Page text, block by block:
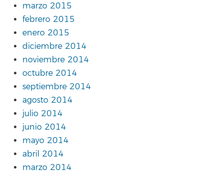
marzo 2015
febrero 2015
enero 2015
diciembre 2014
noviembre 2014
octubre 2014
septiembre 2014
agosto 2014
julio 2014
junio 2014
mayo 2014
abril 2014
marzo 2014